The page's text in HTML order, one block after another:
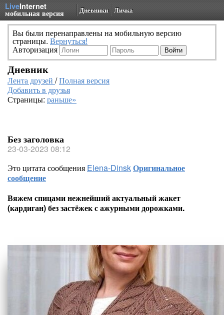
LiveInternet
мобильная версия Дневники Личка
Вы были перенаправлены на мобильную версию
страницы. Вернуться!
Авторизация
Дневник
Лента друзей /Полная версия
Добавить в друзья
Страницы: раньше»
Без заголовка
23-03-2023 08:12
Это цитата сообщения Elena-DinskОригинальное
сообщение
Вяжем спицами нежнейший актуальный жакет
(кардиган) без застёжек с ажурными дорожками.